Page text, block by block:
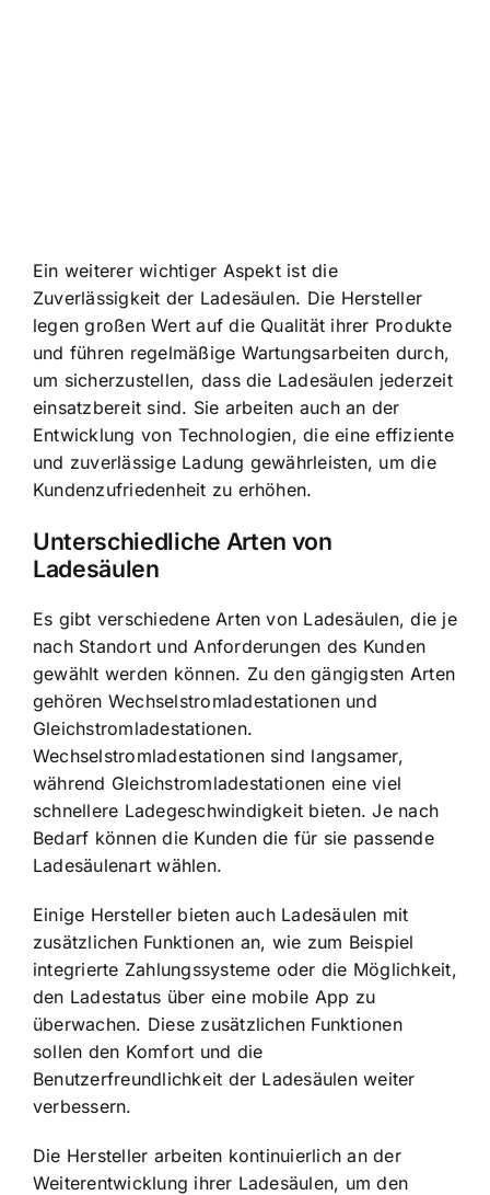
Ein weiterer wichtiger Aspekt ist die
Zuverlässigkeit der Ladesäulen. Die Hersteller
legen großen Wert auf die Qualität ihrer Produkte
und führen regelmäßige Wartungsarbeiten durch,
um sicherzustellen, dass die Ladesäulen jederzeit
einsatzbereit sind. Sie arbeiten auch an der
Entwicklung von Technologien, die eine effiziente
und zuverlässige Ladung gewährleisten, um die
Kundenzufriedenheit zu erhöhen.
Unterschiedliche Arten von
Ladesäulen
Es gibt verschiedene Arten von Ladesäulen, die je
nach Standort und Anforderungen des Kunden
gewählt werden können. Zu den gängigsten Arten
gehören Wechselstromladestationen und
Gleichstromladestationen.
Wechselstromladestationen sind langsamer,
während Gleichstromladestationen eine viel
schnellere Ladegeschwindigkeit bieten. Je nach
Bedarf können die Kunden die für sie passende
Ladesäulenart wählen.
Einige Hersteller bieten auch Ladesäulen mit
zusätzlichen Funktionen an, wie zum Beispiel
integrierte Zahlungssysteme oder die Möglichkeit,
den Ladestatus über eine mobile App zu
überwachen. Diese zusätzlichen Funktionen
sollen den Komfort und die
Benutzerfreundlichkeit der Ladesäulen weiter
verbessern.
Die Hersteller arbeiten kontinuierlich an der
Weiterentwicklung ihrer Ladesäulen, um den